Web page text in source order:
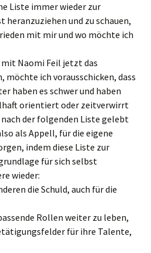
Liste immer wieder zur
heranzuziehen und zu schauen,
mit mir und wo möchte ich
Naomi Feil jetzt das
möchte ich vorausschicken, dass
haben es schwer und haben
orientiert oder zeitverwirrt
nach der folgenden Liste gelebt
als Appell, für die eigene
indem diese Liste zur
für sich selbst
wieder:
die Schuld, auch für die
Rollen weiter zu leben,
für ihre Talente,